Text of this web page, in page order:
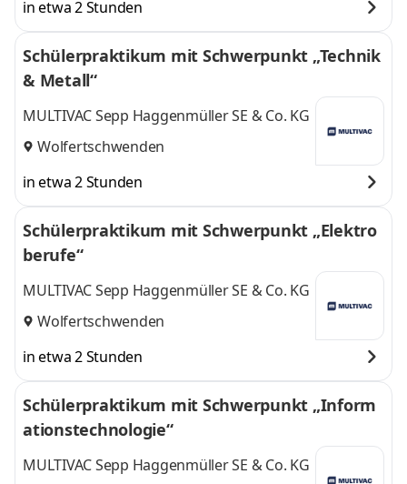
in etwa 2 Stunden
Schülerpraktikum mit Schwerpunkt „Technik
& Metall“
MULTIVAC Sepp Haggenmüller SE & Co. KG
Wolfertschwenden
in etwa 2 Stunden
Schülerpraktikum mit Schwerpunkt „Elektro
berufe“
MULTIVAC Sepp Haggenmüller SE & Co. KG
Wolfertschwenden
in etwa 2 Stunden
Schülerpraktikum mit Schwerpunkt „Inform
ationstechnologie“
MULTIVAC Sepp Haggenmüller SE & Co. KG